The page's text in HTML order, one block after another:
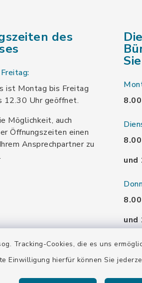
Tracking-Cookies, die es uns
Einwilligung hierfür können Sie
des
ist Montag bis Freitag
12.30 Uhr geöffnet.
Möglichkeit, auch
Öffnungszeiten einen
Ansprechpartner zu
und
und